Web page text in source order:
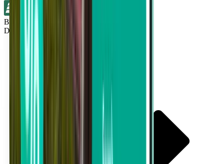
Bez přestupů
Detroit DTW